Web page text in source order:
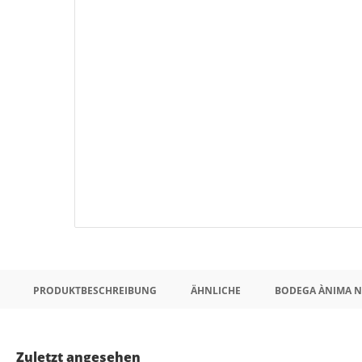
PRODUKTBESCHREIBUNG ÄHNLICHE BODEGA ÀNIMA
Zuletzt angesehen